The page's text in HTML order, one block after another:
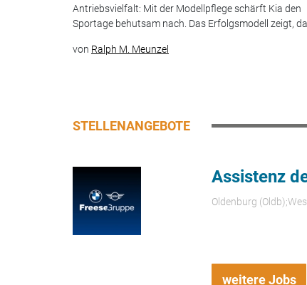
Antriebsvielfalt: Mit der Modellpflege schärft Kia den
Sportage behutsam nach. Das Erfolgsmodell zeigt,
von Ralph M. Meunzel
STELLENANGEBOTE
Assistenz
Oldenburg
weitere Jobs